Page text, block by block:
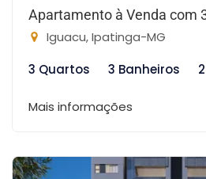
Apartamento à Venda com
Iguacu, Ipatinga-MG
3 Quartos
3 Banheiros
Mais informações